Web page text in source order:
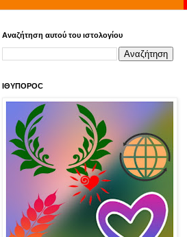
Αναζήτηση αυτού του ιστολογίου
ΙΘΥΠΟΡΟC